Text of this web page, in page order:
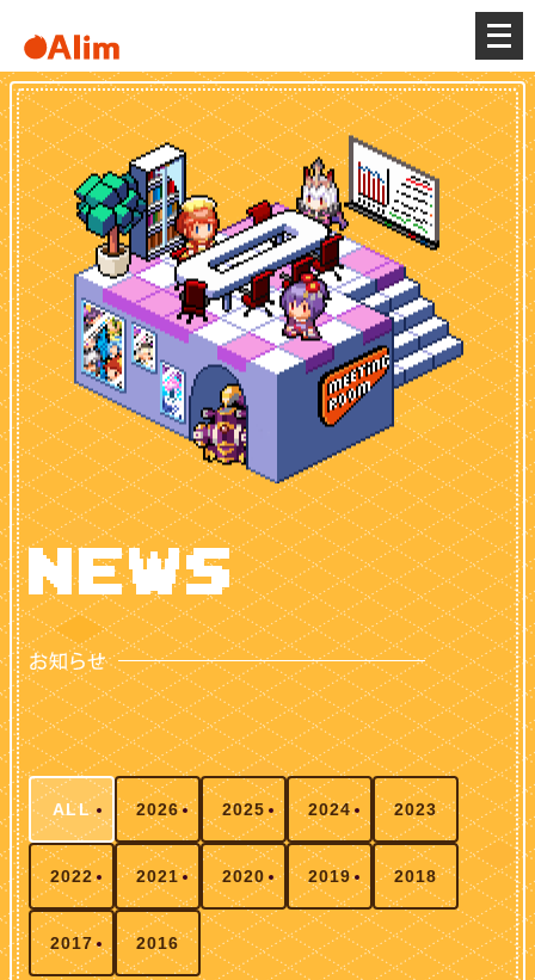
メ
ニ
ュ
ー
を
開
く
ALL 2026 2025 2024 2023
2022 2021 2020 2019 2018
2017 2016